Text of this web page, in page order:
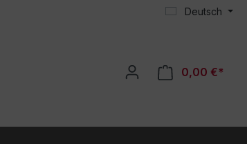
Deutsch
0,00 €*